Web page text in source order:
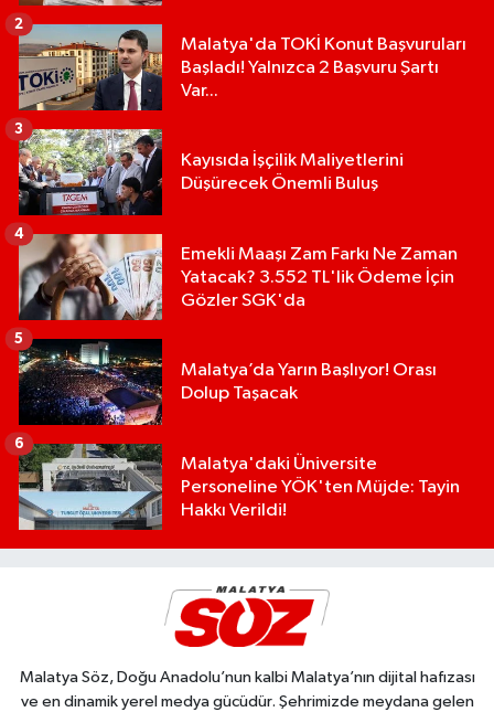
Malatya'da TOKİ Konut Başvuruları
Başladı! Yalnızca 2 Başvuru Şartı
Var...
2
Kayısıda İşçilik Maliyetlerini
Düşürecek Önemli Buluş
3
Emekli Maaşı Zam Farkı Ne Zaman
Yatacak? 3.552 TL'lik Ödeme İçin
Gözler SGK'da
4
Malatya’da Yarın Başlıyor! Orası
Dolup Taşacak
5
Malatya'daki Üniversite
Personeline YÖK'ten Müjde: Tayin
Hakkı Verildi!
6
Malatya Söz, Doğu Anadolu’nun kalbi Malatya’nın dijital hafızası
ve en dinamik yerel medya gücüdür. Şehrimizde meydana gelen